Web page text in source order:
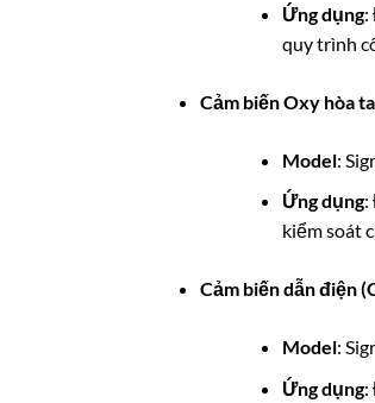
Ứng dụng:
quy trình
Cảm biến Oxy hòa
Model:
Ứng dụng:
kiểm soát
Cảm biến dẫn điện
Model:
Ứng dụng: